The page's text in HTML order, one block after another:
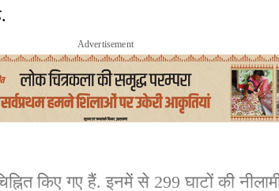
Advertisement
किए गए हैं. इनमें से 299 घाटों की